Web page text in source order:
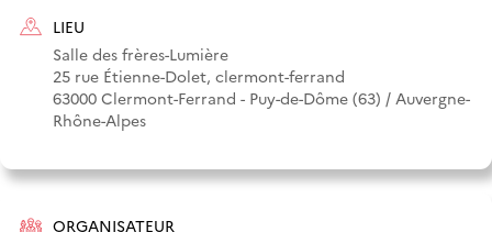
LIEU
Salle des frères-Lumière
25 rue Étienne-Dolet, clermont-ferrand
63000 Clermont-Ferrand - Puy-de-Dôme (63) / Auvergne-
Rhône-Alpes
ORGANISATEUR